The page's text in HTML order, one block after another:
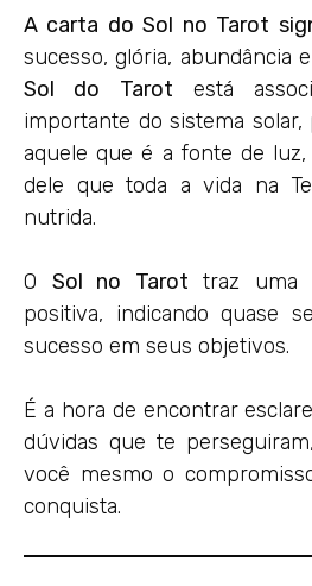
A carta do Sol no Tarot
sucesso, glória, abundância
Sol do Tarot está
importante do sistema
aquele que é a fonte de
dele que toda a vida na
nutrida.
O Sol no Tarot traz uma
positiva, indicando quase
sucesso em seus objetivos.
É a hora de encontrar
dúvidas que te
você mesmo o
conquista.